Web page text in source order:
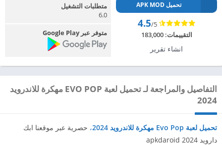
تحميل APK MOD
4.5/5
التقييمات:183,000
انشاء تقرير
متطلبات التشغيل
6.0
متوفر عبر Google Play
التفاصيل والمراجعة لـ تحميل لعبة EVO POP مهكرة للاندرويد
2024
تحميل لعبة Evo Pop مهكرة للاندرويد 2024 ، حصرية عبر موقعنا ابك
دارويد 2024 apkdaroid